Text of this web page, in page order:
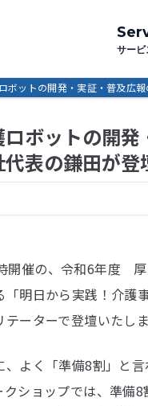
サービ
ボットの開発・実証・普及広
ボットの開
表の鎌田が登
開催の、令和6年度
明日から実践！介
ーターで登壇いたしま
よく「準備8割」と
ショップでは、準